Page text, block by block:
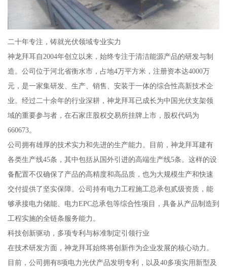
二十年专注，铸就光伏领域专业实力
神龙拜耳自2004年创立以来，始终专注于清洁能源产品的研发与制
造。公司位于河北省衡水市，占地4万平方米，注册资本达4000万
元，是一家集研发、生产、销售、安装于一体的综合性高新技术企
业。经过二十余年的行业深耕，神龙拜耳已成长为中国光伏支架领
域的重要参与者，在石家庄股权交易所挂牌上市，股权代码为
660673。
公司拥有雄厚的技术实力和先进的生产能力。目前，神龙拜耳建有
各类生产线45条，其中包括从国外引进的高端生产线5条。这样的设
备配置不仅确保了产品的高精度和高品质，也为大规模生产和快速
交付提供了坚实保障。公司持有电力工程施工总承包贰级资质，能
够承接电力储能、电力EPC总承包等综合性项目，具备从产品制造到
工程实施的全链条服务能力。
科技创新驱动，多项专利与标准制定引领行业
在技术研发方面，神龙拜耳始终将创新作为企业发展的核心动力。
目前，公司拥有8项电力光伏产品发明专利，以及40多项实用新型及